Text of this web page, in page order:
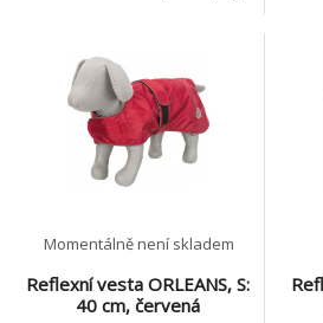
oblasti hrudníku se zapínáním
na suchý zip - úchyty na
zadní nohy zajišťují správné
držení oblečku i při pohybu
psa Velikost: L Barva:
červená Mater
na
Reflexní vesta ORLEANS, S:
40 cm, červená
Momentálně není skladem